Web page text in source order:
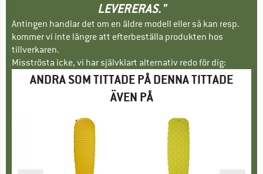
LEVERERAS."
Antingen handlar det om en äldre modell eller så kan resp.
kommer vi inte längre att efterbeställa produkten hos
tillverkaren.
Misströsta icke, vi har självklart alternativ redo för dig:
ANDRA SOM TITTADE PÅ DENNA TITTADE
ÄVEN PÅ